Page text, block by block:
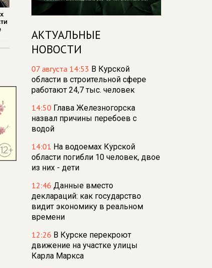
АКТУАЛЬНЫЕ
НОВОСТИ
07 августа 14:53 В Курской
области в строительной сфере
работают 24,7 тыс. человек
14:50 Глава Железногорска
назвал причины перебоев с
водой
14:01 На водоемах Курской
области погибли 10 человек, двое
из них - дети
12:46 Данные вместо
деклараций: как государство
видит экономику в реальном
времени
12:26 В Курске перекроют
движение на участке улицы
Карла Маркса